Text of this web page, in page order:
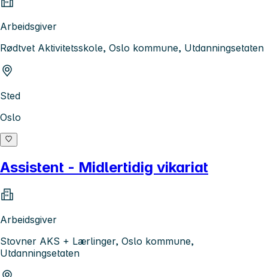
Arbeidsgiver
Rødtvet Aktivitetsskole, Oslo kommune, Utdanningsetaten
Sted
Oslo
Assistent - Midlertidig vikariat
Arbeidsgiver
Stovner AKS + Lærlinger, Oslo kommune,
Utdanningsetaten